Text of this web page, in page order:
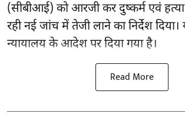
(सीबीआई) कोआरजी कर दुष्कर्म एवं
रही नई जांच में तेजी लाने का निर्देश दिया।
न्यायालय के आदेश पर दिया गया है।
Read More